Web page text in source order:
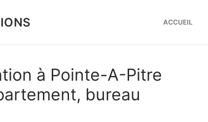
ACCUEIL
à Pointe-A-Pitre
bureau